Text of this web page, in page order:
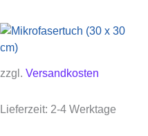
zzgl. Versandkosten
Lieferzeit: 2-4 Werktage